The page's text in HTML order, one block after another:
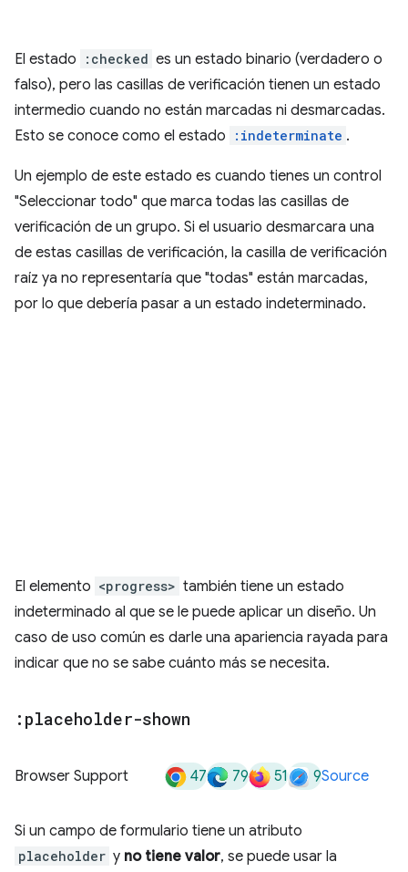
El estado :checked es un estado binario (verdadero o
falso), pero las casillas de verificación tienen un estado
intermedio cuando no están marcadas ni desmarcadas.
Esto se conoce como el estado
:indeterminate .
Un ejemplo de este estado es cuando tienes un control
"Seleccionar todo" que marca todas las casillas de
verificación de un grupo. Si el usuario desmarcara una
de estas casillas de verificación, la casilla de verificación
raíz ya no representaría que "todas" están marcadas,
por lo que debería pasar a un estado indeterminado.
El elemento <progress> también tiene un estado
indeterminado al que se le puede aplicar un diseño. Un
caso de uso común es darle una apariencia rayada para
indicar que no se sabe cuánto más se necesita.
:placeholder-shown
Browser Support 47 79 51 9Source
Si un campo de formulario tiene un atributo
placeholder y no tiene valor, se puede usar la